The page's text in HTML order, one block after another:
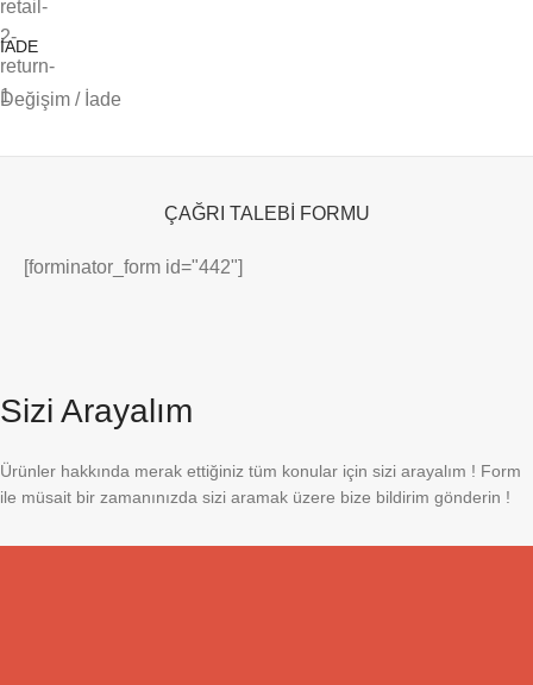
İADE
Değişim / İade
ÇAĞRI TALEBİ FORMU
[forminator_form id="442"]
Sizi Arayalım
Ürünler hakkında merak ettiğiniz tüm konular için sizi arayalım ! Form
ile müsait bir zamanınızda sizi aramak üzere bize bildirim gönderin !